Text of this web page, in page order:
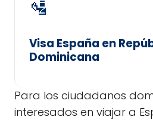
🛂
Visa España en
Dominicana
Para los ciudadanos
interesados en viajar a